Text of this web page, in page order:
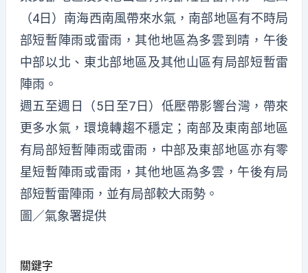
（4日）南海西南風帶來水氣，南部地區有不時局
部短暫陣雨或雷雨，其他地區為多雲到晴，午後
中部以北、東北部地區及其他山區有局部短暫雷
陣雨。
週五至週日（5日至7日）低壓帶影響台灣，帶來
更多水氣，環境轉趨不穩定；南部及東南部地區
有局部短暫陣雨或雷雨，中部及東部地區亦有零
星短暫陣雨或雷雨，其他地區為多雲，午後有局
部短暫雷陣雨，並有局部較大雨勢。
圖／氣象署提供
關鍵字